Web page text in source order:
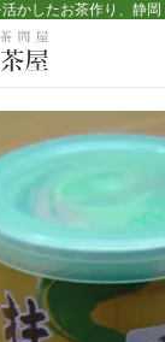
かしたお茶作り、静